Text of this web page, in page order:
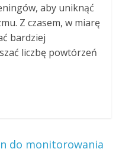
aby uniknąć
Z czasem, w miarę
bardziej
liczbę powtórzeń
do monitorowania